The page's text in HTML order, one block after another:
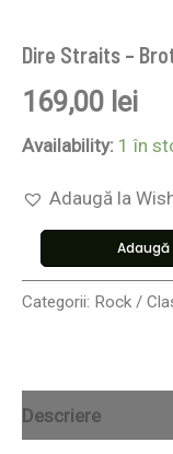
Dire Straits –
169,00 lei
Availability: 1 în
Adaugă la
Adaugă
Categorii: Rock /
Descriere